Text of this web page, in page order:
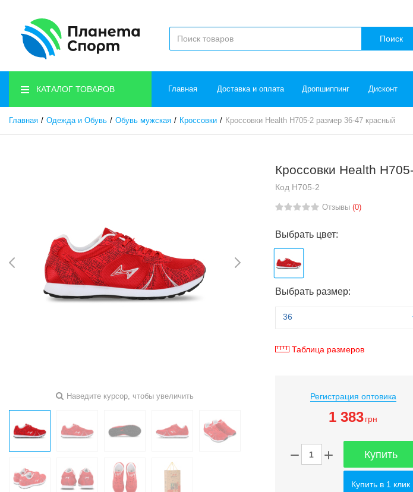
Поиск
КАТАЛОГ ТОВАРОВ Главная Доставка и оплата Дропшиппинг Дисконт
Главная Одежда и Обувь Обувь мужская Кроссовки Кроссовки Health H705-2 размер 36-47 красный
Наведите курсор, чтобы увеличить
Кроссовки Health
Код H705-2
Отзывы (0)
Выбрать цвет:
Выбрать размер:
36
Таблица размеров
Регистрация оптовика
1 383 грн
Купить
Купить в 1 клик